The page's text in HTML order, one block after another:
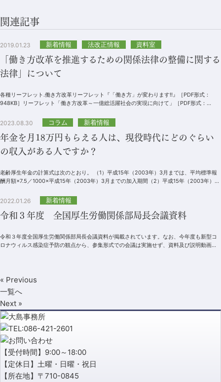
関連記事
2019.01.23 新着情報 法改正情報 資料室
「働き方改革を推進するための関係法律の整備に関する
法律」について
各種リーフレット.働き方改革リーフレット『「働き方」が変わります!!』［PDF形式：
948KB］リーフレット「働き方改革～一億総活躍社会の実現に向けて」［PDF形式：
2023.08.30 コラム 新着情報
年金を月18万円もらえる人は、現役時代にどのぐらい
の収入がある人ですか？
老齢厚生年金の計算式は次のとおり。 （1）平成15年（2003年）3月までは、平均標準報
酬月額×7.5／1000×平成15年（2003年）3月までの加入期間（2）平成15年（2003年）4
2022.01.26 新着情報
令和３年度 全国厚生労働関係部局長会議資料
令和３年度全国厚生労働関係部局長会議資料が掲載されています。なお、今年度も新型コ
ロナウィルス感染症予防の観点から、参集形式での会議は実施せず、資料及び説明動画の
« Previous
一覧へ
Next »
【受付時間】9:00～18:00
【定休日】土曜・日曜・祝日
【所在地】〒710-0845